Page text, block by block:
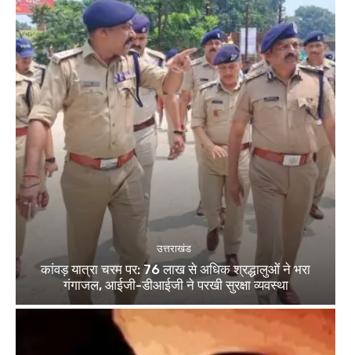
उत्तराखंड
कांवड़ यात्रा चरम पर: 76 लाख से अधिक श्रद्धालुओं ने भरा
गंगाजल, आईजी-डीआईजी ने परखी सुरक्षा व्यवस्था